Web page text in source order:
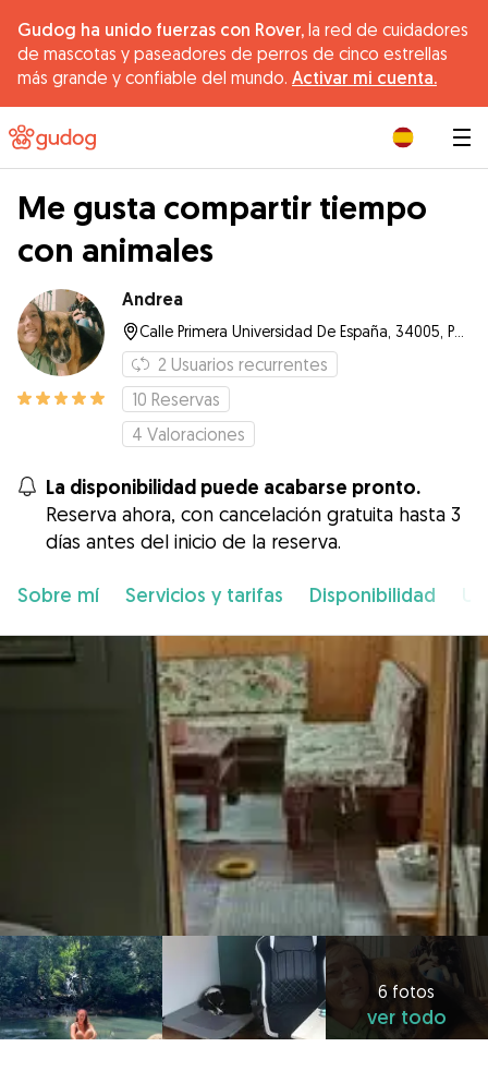
Gudog ha unido fuerzas con Rover, la red de cuidadores
de mascotas y paseadores de perros de cinco estrellas
más grande y confiable del mundo. Activar mi cuenta.
Me gusta compartir tiempo
con animales
Andrea
2 Usuarios recurrentes
10 Reservas
4 Valoraciones
La disponibilidad puede acabarse pronto.
Reserva ahora, con cancelación gratuita hasta 3
días antes del inicio de la reserva.
Sobre mí Servicios y tarifas Disponibilidad
6 fotos
ver todo